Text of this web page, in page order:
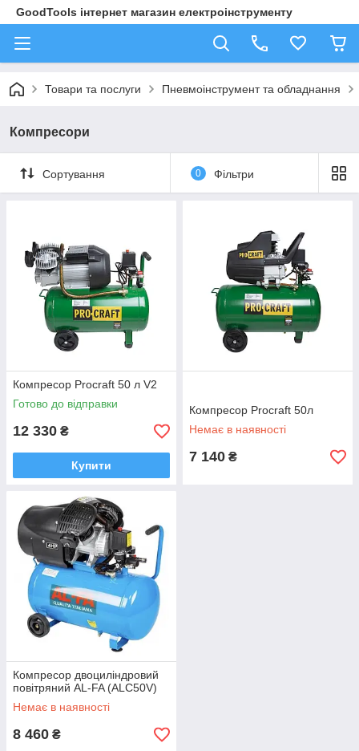
GoodTools інтернет магазин електроінструменту
Товари та послуги Пневмоінструмент та обладнання
Компресори
Сортування 0 Фільтри
Компресор Procraft 50 л V2
Готово до відправки
12 330 ₴
Купити
Компресор Procraft 50л
Немає в наявності
7 140 ₴
Компресор двоциліндровий
повітряний AL-FA (ALC50V)
Немає в наявності
8 460 ₴